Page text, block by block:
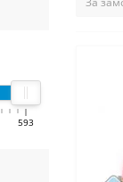
593